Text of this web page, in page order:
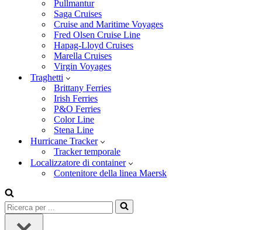
Pullmantur
Saga Cruises
Cruise and Maritime Voyages
Fred Olsen Cruise Line
Hapag-Lloyd Cruises
Marella Cruises
Virgin Voyages
Traghetti
Brittany Ferries
Irish Ferries
P&O Ferries
Color Line
Stena Line
Hurricane Tracker
Tracker temporale
Localizzatore di container
Contenitore della linea Maersk
Ricerca
per